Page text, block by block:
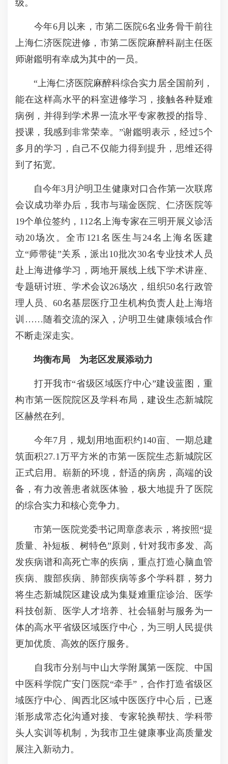
级。
今年6月以来，市第二医院6名业务骨干前往
上海仁济医院进修，市第二医院麻醉科副主任医
师谢鑑明有幸成为其中的一员。
“上海仁济医院麻醉科综合实力居全国前列，
能在这样高水平的科室进修学习，接触各种疑难
病例，并得到学术界一流水平专家教授的指导、
授课，我感到非常荣幸。”谢鑑明表示，经过5个
多月的学习，自己不仅能力得到提升，思维还得
到了拓宽。
自今年3月沪明卫生健康对口合作第一次联席
会议成功举办后，我市与瑞金医院、仁济医院等
19个单位签约，112名上海专家在三明开展义诊活
动20场次。全市121名医生与24名上海名医建
立“师带徒”关系，派出10批次30名专业技术人员
赴上海进修学习，两地开展线上线下学术讲座、
专题研讨班、学术会议26场次，组织50名行政管
理人员、60名基层医疗卫生机构负责人赴上海培
训……随着交流的深入，沪明卫生健康领域合作
不断走深走实。
均衡布局 为老区发展添动力
打开我市“省级区域医疗中心”建设蓝图，重
构市第一医院院区及学科布局，建设生态新城院
区赫然在列。
今年7月，规划用地面积约140亩、一期总建
筑面积27.1万平方米的市第一医院生态新城院区
正式启用。崭新的环境，舒适的病房，高端的设
备，有力改善患者就医体验，极大地提升了医院
的综合实力和核心竞争力。
市第一医院党委书记周章彦表示，将按照“提
质量、补短板、树特色”原则，针对我市多发、高
发疾病谱和高死亡率的疾病，重点打造心脑血管
疾病、腹部疾病、肺部疾病等多个学科群，努力
将生态新城院区建设成为集疑难重症诊治、医学
科技创新、医学人才培养、社会辐射与服务为一
体的高水平省级区域医疗中心，为三明人民提供
更加优质、高效的医疗服务。
自我市分别与中山大学附属第一医院、中国
中医科学院广安门医院“牵手”，合作打造省级区
域医疗中心、闽西北区域中医医疗中心后，已逐
渐形成常态化沟通对接、专家轮换帮扶、学科带
头人实训等机制，为我市卫生健康事业高质量发
展注入新动力。